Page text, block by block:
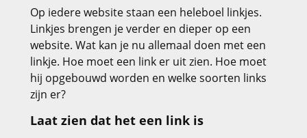
Op iedere website staan een heleboel linkjes.
Linkjes brengen je verder en dieper op een
website. Wat kan je nu allemaal doen met een
linkje. Hoe moet een link er uit zien. Hoe moet
hij opgebouwd worden en welke soorten links
zijn er?
Laat zien dat het een link is